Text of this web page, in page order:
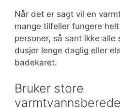
Når det er sagt vil en
mange tilfeller fungere
personer, så sant ikke alle
dusjer lenge daglig eller
badekaret.
Bruker store